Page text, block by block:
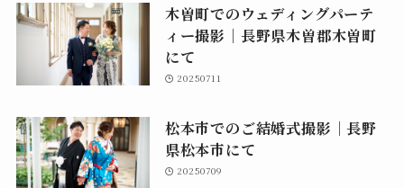
木曽町でのウェディングパーテ
ィー撮影｜長野県木曽郡木曽町
にて
20250711
松本市でのご結婚式撮影｜長野
県松本市にて
20250709